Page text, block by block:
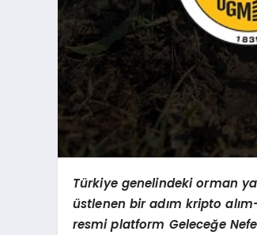
Türkiye genelindeki orman
üstlenen bir adım kripto alı
resmi platform Geleceğe